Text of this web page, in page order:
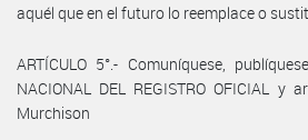
aquél que en el futuro lo reemplace o
ARTÍCULO 5°.- Comuníquese,
NACIONAL DEL REGISTRO OFICIAL y
Murchison